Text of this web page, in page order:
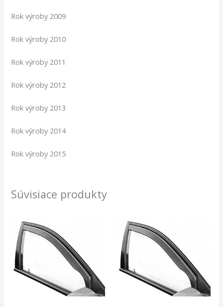
Rok výroby 2009
Rok výroby 2010
Rok výroby 2011
Rok výroby 2012
Rok výroby 2013
Rok výroby 2014
Rok výroby 2015
Súvisiace produkty